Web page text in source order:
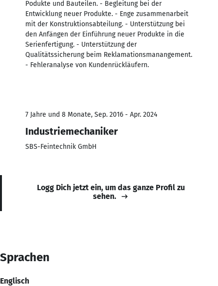
Podukte und Bauteilen. - Begleitung bei der
Entwicklung neuer Produkte. - Enge zusammenarbeit
mit der Konstruktionsabteilung. - Unterstützung bei
den Anfängen der Einführung neuer Produkte in die
Serienfertigung. - Unterstützung der
Qualitätssicherung beim Reklamationsmanangement.
- Fehleranalyse von Kundenrückläufern.
7 Jahre und 8 Monate, Sep. 2016 - Apr. 2024
Industriemechaniker
SBS-Feintechnik GmbH
Logg Dich jetzt ein, um das ganze Profil zu
sehen.
Sprachen
Englisch